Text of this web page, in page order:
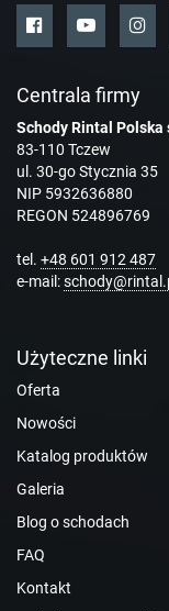
Centrala firmy
Schody Rintal Polska
83-110 Tczew
ul. 30-go Stycznia 35
NIP 5932636880
REGON 524896769
tel. +48 601 912 487
e-mail:
Użyteczne linki
Oferta
Nowości
Katalog produktów
Galeria
Blog o schodach
FAQ
Kontakt